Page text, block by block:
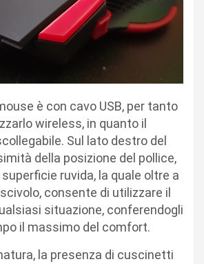
è con cavo USB, per tanto
wireless, in quanto il
Sul lato destro del
della posizione del pollice,
ruvida, la quale oltre a
consente di utilizzare il
situazione, conferendogli
il massimo del comfort.
la presenza di cuscinetti